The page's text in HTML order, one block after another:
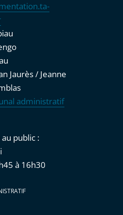
Jaurès / Jeanne
administratif
public :
à 16h30